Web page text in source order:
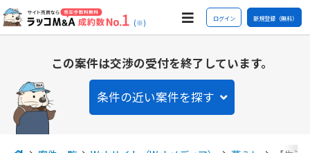
(※) ログイン 新規登録（無料）
この案件は交渉の受付を終了しています。
条件の近い案件を探す